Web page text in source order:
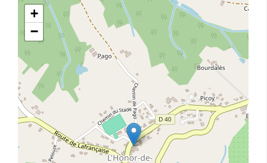
+
−